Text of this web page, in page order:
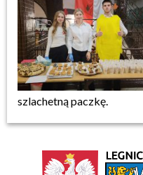
szlachetną paczkę.